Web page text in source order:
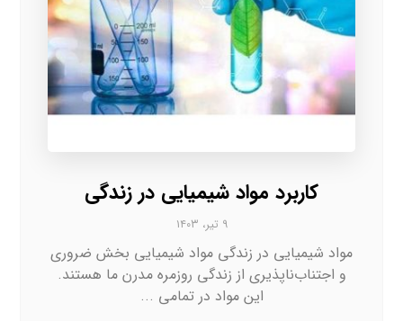
کاربرد مواد شیمیایی در زندگی
۹ تیر، ۱۴۰۳
مواد شیمیایی در زندگی مواد شیمیایی بخش ضروری
و اجتناب‌ناپذیری از زندگی روزمره مدرن ما هستند.
این مواد در تمامی ...